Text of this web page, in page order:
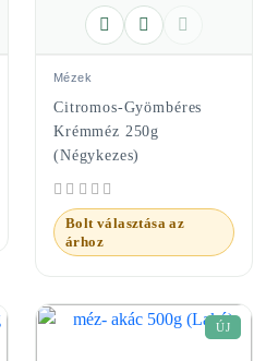
Mézek
Citromos-Gyömbéres
Krémméz 250g
(Négykezes)
Bolt választása az
árhoz
ÚJ